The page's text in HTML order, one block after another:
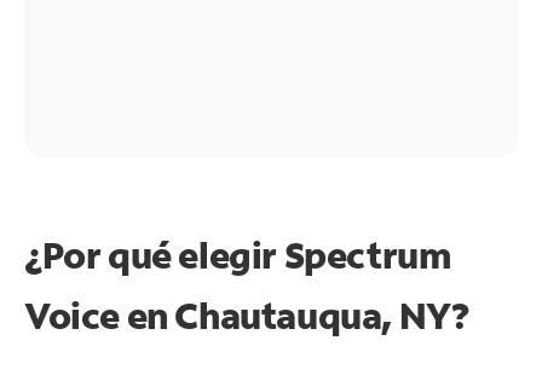
¿Por qué elegir Spectrum
Voice en Chautauqua, NY?